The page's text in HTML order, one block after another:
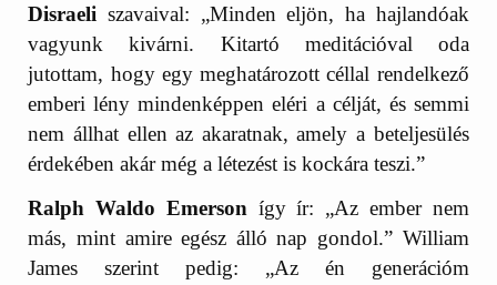
Disraeli szavaival: „Minden eljön, ha hajlandóak
vagyunk kivárni. Kitartó meditációval oda
jutottam, hogy egy meghatározott céllal rendelkező
emberi lény mindenképpen eléri a célját, és semmi
nem állhat ellen az akaratnak, amely a beteljesülés
érdekében akár még a létezést is kockára teszi.”
Ralph Waldo Emersonígy ír: „Az ember nem
más, mint amire egész álló nap gondol.” William
James szerint pedig: „Az én generációm